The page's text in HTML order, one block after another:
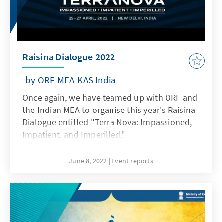
Raisina Dialogue 2022
-by ORF-MEA-KAS India
Once again, we have teamed up with ORF and
the Indian MEA to organise this year's Raisina
Dialogue entitled "Terra Nova: Impassioned,
Impatient, and Imperilled."
June 8, 2022 Event reports